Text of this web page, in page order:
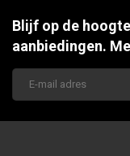
Blijf op de
aanbiedingen.